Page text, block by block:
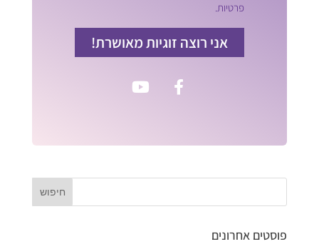
פרטיות.
אני רוצה זוגיות מאושרת!
פוסטים אחרונים